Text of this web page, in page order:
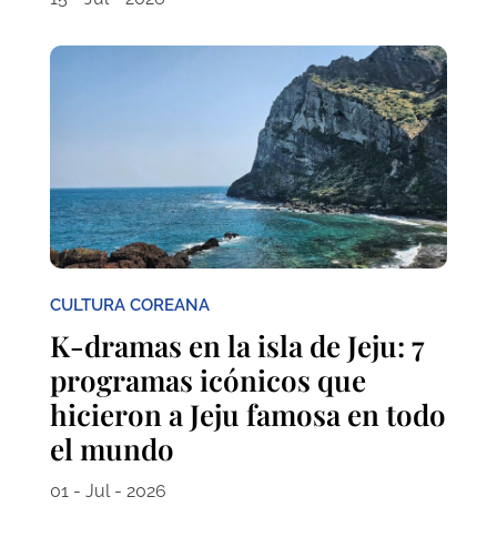
CULTURA COREANA
K-dramas en la isla de Jeju: 7
programas icónicos que
hicieron a Jeju famosa en todo
el mundo
01 - Jul - 2026